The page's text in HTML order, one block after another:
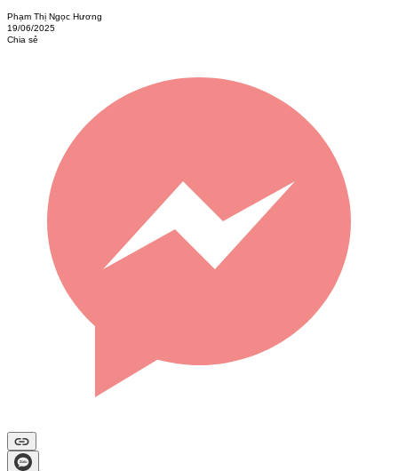
Phạm Thị Ngọc Hương
19/06/2025
Chia sẻ